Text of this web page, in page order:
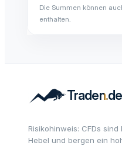
Die Summen können
enthalten.
Risikohinweis: CFDs
Hebel und bergen ein